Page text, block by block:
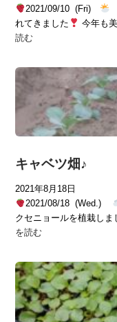
2021/09/10 (Fri)
れてきました
今年も
読む
キャベツ畑♪
2021年8月18日
2021/08/18 (Wed.)
クセニョールを植栽し
を読む